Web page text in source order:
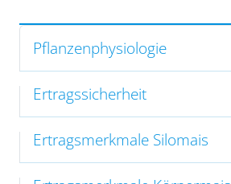
Pflanzenphysiologie
Ertragssicherheit
Ertragsmerkmale Silomais